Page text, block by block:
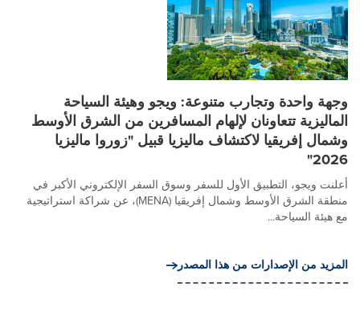
وجهة واحدة وتجارب متنوعة: ويجو وهيئة السياحة
الماليزية تتعاونان لإلهام المسافرين من الشرق الأوسط
وشمال إفريقيا لاكتشاف ماليزيا قبيل "زوروا ماليزيا
2026"
أعلنت ويجو، التطبيق الأول للسفر وسوق السفر الإلكتروني الأكبر في
منطقة الشرق الأوسط وشمال إفريقيا (MENA)، عن شراكة استراتيجية
مع هيئة السياحة...
المزيد من الإصدارات من هذا المصدر